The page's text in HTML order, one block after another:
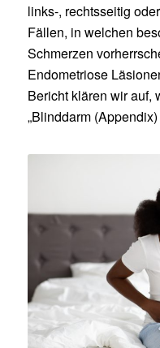
links-, rechtsseitig
Fällen, in welchen
Schmerzen
Endometriose
Bericht klären wir auf,
„Blinddarm